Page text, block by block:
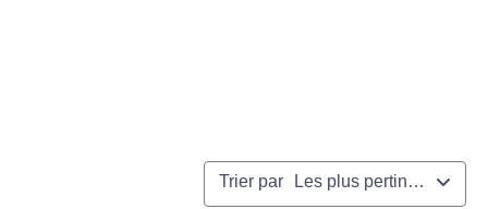
Trier par Les plus pertinents